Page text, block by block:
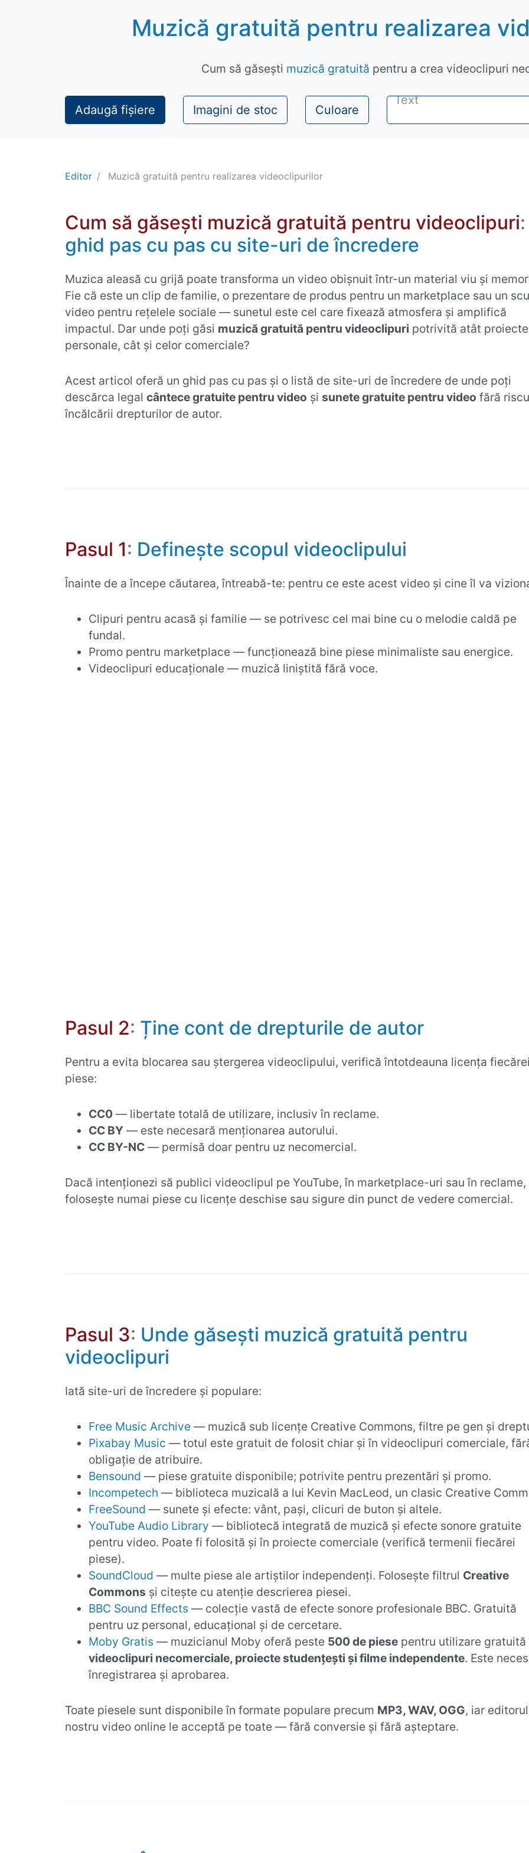
Muzică gratuită pentru realizarea
Cum să găsești muzică gratuită pentru a crea videoclipuri
Adaugă fișiere Imagini de stoc Culoare
Editor Muzică gratuită pentru realizarea videoclipurilor
Cum să găsești muzică gratuită pentru videoclipuri:
ghid pas cu pas cu site-uri de încredere
Muzica aleasă cu grijă poate transforma un video obișnuit într-un material viu și
Fie că este un clip de familie, o prezentare de produs pentru un marketplace sau un
video pentru rețelele sociale — sunetul este cel care fixează atmosfera și amplifică
impactul. Dar unde poți găsi muzică gratuită pentru videoclipuri potrivită atât
personale, cât și celor comerciale?
Acest articol oferă un ghid pas cu pas și o listă de site-uri de încredere de unde poți
descărca legal cântece gratuite pentru video și sunete gratuite pentru video fără
încălcării drepturilor de autor.
Pasul 1: Definește scopul videoclipului
Înainte de a începe căutarea, întreabă-te: pentru ce este acest video și cine îl va
Clipuri pentru acasă și familie — se potrivesc cel mai bine cu o melodie caldă pe
fundal.
Promo pentru marketplace — funcționează bine piese minimaliste sau energice.
Videoclipuri educaționale — muzică liniștită fără voce.
Pasul 2: Ține cont de drepturile de autor
Pentru a evita blocarea sau ștergerea videoclipului, verifică întotdeauna licența
piese:
CC0— libertate totală de utilizare, inclusiv în reclame.
CC BY— este necesară menționarea autorului.
CC BY-NC— permisă doar pentru uz necomercial.
Dacă intenționezi să publici videoclipul pe YouTube, în marketplace-uri sau în reclame,
folosește numai piese cu licențe deschise sau sigure din punct de vedere comercial.
Pasul 3: Unde găsești muzică gratuită pentru
videoclipuri
Iată site-uri de încredere și populare:
Free Music Archive— muzică sub licențe Creative Commons, filtre pe gen și
Pixabay Music — totul este gratuit de folosit chiar și în videoclipuri comerciale,
obligație de atribuire.
Bensound — piese gratuite disponibile; potrivite pentru prezentări și promo.
Incompetech — biblioteca muzicală a lui Kevin MacLeod, un clasic Creative
FreeSound — sunete și efecte: vânt, pași, clicuri de buton și altele.
YouTube Audio Library — bibliotecă integrată de muzică și efecte sonore gratuite
pentru video. Poate fi folosită și în proiecte comerciale (verifică termenii fiecărei
piese).
SoundCloud — multe piese ale artiștilor independenți. Folosește filtrul Creative
Commons și citește cu atenție descrierea piesei.
BBC Sound Effects — colecție vastă de efecte sonore profesionale BBC. Gratuită
pentru uz personal, educațional și de cercetare.
Moby Gratis — muzicianul Moby oferă peste 500 de piesepentru utilizare gratuită
videoclipuri necomerciale, proiecte studențești și filme independente. Este
înregistrarea și aprobarea.
Toate piesele sunt disponibile în formate populare precum MP3, WAV, OGG, iar editorul
nostru video online le acceptă pe toate — fără conversie și fără așteptare.